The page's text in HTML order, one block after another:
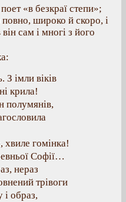
«в безкраї степи»;
широко й скоро, і
сам і многі з його
З імли віків
крила!
полумянів,
гомінка!
Софії…
нераз
трівоги
і образ,